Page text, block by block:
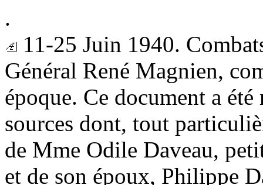
.
11-25 Juin 1940.
Général René Magnien,
époque. Ce document a
sources dont, tout
de Mme Odile Daveau,
et de son époux, Philippe